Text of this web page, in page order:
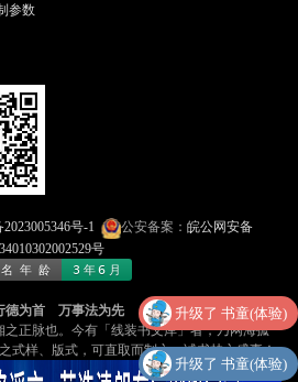
参数
号-1 公安备案： 皖公网安备
34010302002529号
德为首 万事法为先
正脉也​​。今有「线装书文库」者，乃​​网海孤
式样、版式，可​​直取而制之​​，诚书林之盛事！
升级了 书童(体验)
升级了 书童(体验)